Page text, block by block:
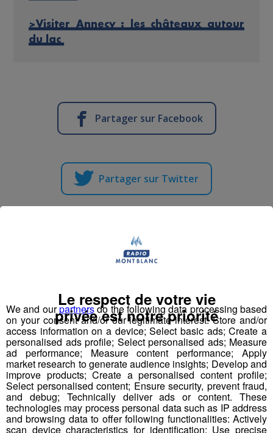
>Visiter Annecy : les châteaux autour
du lac
Partager sur Facebook
Partager sur Twitter
Testé Approuvé | Faites du Saut à
l'élastique... en vélo avec Jessica !
Mis à jour le 16 août 2018 à 15h34
Le Magazine Radio Mont Blanc
Animation
La Matinale des Super Lève-Tôt
Découverte
We and ourpartnersdo the following data processing based
on your consent and/or our legitimate interest: Store and/or
access information on a device; Select basic ads; Create a
personalised ads profile; Select personalised ads; Measure
ad performance; Measure content performance; Apply
market research to generate audience insights; Develop and
improve products; Create a personalised content profile;
Select personalised content; Ensure security, prevent fraud,
and debug; Technically deliver ads or content. These
technologies may process personal data such as IP address
and browsing data to offer following functionalities: Actively
scan device characteristics for identification; Use precise
Le respect de votre vie
privée est notre priorité